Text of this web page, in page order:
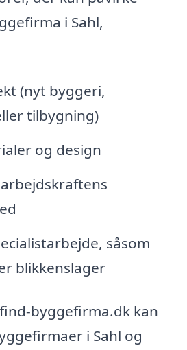
i Sahl,
(nyt byggeri,
tilbygning)
og design
såsom
blikkenslager
byggefirma.dk kan
i Sahl og